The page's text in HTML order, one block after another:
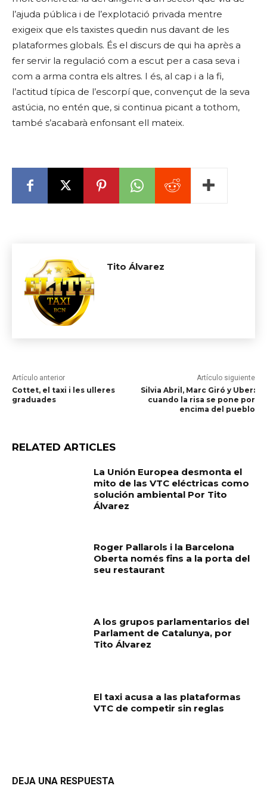
l’ajuda pública i de l’explotació privada mentre
exigeix que els taxistes quedin nus davant de les
plataformes globals. És el discurs de qui ha après a
fer servir la regulació com a escut per a casa seva i
com a arma contra els altres. I és, al cap i a la fi,
l’actitud típica de l’escorpí que, convençut de la seva
astúcia, no entén que, si continua picant a tothom,
també s’acabarà enfonsant ell mateix.
Tito Álvarez
Artículo anterior
Cottet, el taxi i les ulleres
graduades
Artículo siguiente
Silvia Abril, Marc Giró y Uber:
cuando la risa se pone por
encima del pueblo
RELATED ARTICLES
La Unión Europea desmonta el
mito de las VTC eléctricas como
solución ambiental Por Tito
Álvarez
Roger Pallarols i la Barcelona
Oberta només fins a la porta del
seu restaurant
A los grupos parlamentarios del
Parlament de Catalunya, por
Tito Álvarez
El taxi acusa a las plataformas
VTC de competir sin reglas
DEJA UNA RESPUESTA